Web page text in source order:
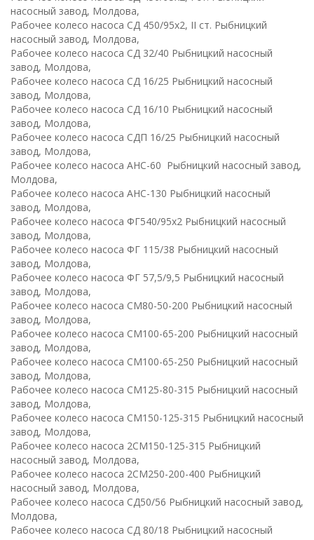
насосный завод, Молдова,
Рабочее колесо насоса СД 450/95х2, II ст. Рыбницкий
насосный завод, Молдова,
Рабочее колесо насоса СД 32/40 Рыбницкий насосный
завод, Молдова,
Рабочее колесо насоса СД 16/25 Рыбницкий насосный
завод, Молдова,
Рабочее колесо насоса СД 16/10 Рыбницкий насосный
завод, Молдова,
Рабочее колесо насоса СДП 16/25 Рыбницкий насосный
завод, Молдова,
Рабочее колесо насоса АНС-60 Рыбницкий насосный завод,
Молдова,
Рабочее колесо насоса АНС-130 Рыбницкий насосный
завод, Молдова,
Рабочее колесо насоса ФГ540/95х2 Рыбницкий насосный
завод, Молдова,
Рабочее колесо насоса ФГ 115/38 Рыбницкий насосный
завод, Молдова,
Рабочее колесо насоса ФГ 57,5/9,5 Рыбницкий насосный
завод, Молдова,
Рабочее колесо насоса СМ80-50-200 Рыбницкий насосный
завод, Молдова,
Рабочее колесо насоса СМ100-65-200 Рыбницкий насосный
завод, Молдова,
Рабочее колесо насоса СМ100-65-250 Рыбницкий насосный
завод, Молдова,
Рабочее колесо насоса СМ125-80-315 Рыбницкий насосный
завод, Молдова,
Рабочее колесо насоса СМ150-125-315 Рыбницкий насосный
завод, Молдова,
Рабочее колесо насоса 2СМ150-125-315 Рыбницкий
насосный завод, Молдова,
Рабочее колесо насоса 2СМ250-200-400 Рыбницкий
насосный завод, Молдова,
Рабочее колесо насоса СД50/56 Рыбницкий насосный завод,
Молдова,
Рабочее колесо насоса СД 80/18 Рыбницкий насосный